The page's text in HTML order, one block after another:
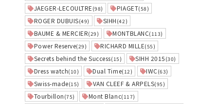
JAEGER-LECOULTRE (98) PIAGET(58)
ROGER DUBUIS(49) SIHH (42)
BAUME & MERCIER(29) MONTBLANC(113)
Power Reserve(29) RICHARD MILLE(55)
Secrets behind the Success(15) SIHH 2015 (30)
Dress watch(10) Dual Time(12) IWC(63)
Swiss-made(15) VAN CLEEF & ARPELS(95)
Tourbillon (75) Mont Blanc(117)